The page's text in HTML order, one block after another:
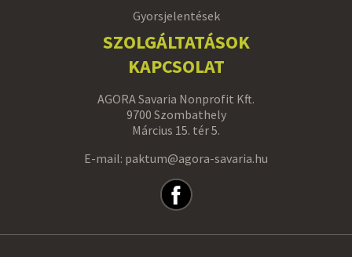
Gyorsjelentések
SZOLGÁLTATÁSOK
KAPCSOLAT
AGORA Savaria Nonprofit Kft.
9700 Szombathely
Március 15. tér 5.
E-mail: paktum@agora-savaria.hu